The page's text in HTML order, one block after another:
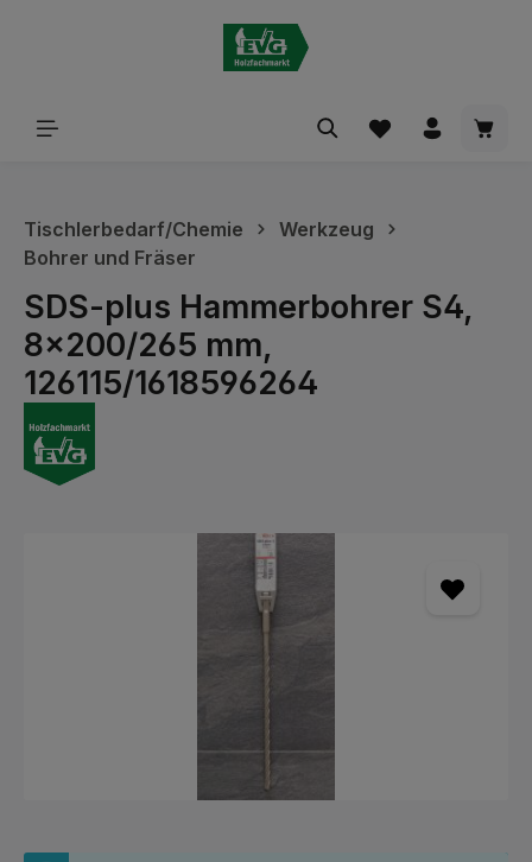
Tischlerbedarf/Chemie
Werkzeug
Bohrer und Fräser
SDS-plus Hammerbohrer S4,
8x200/265 mm,
126115/1618596264